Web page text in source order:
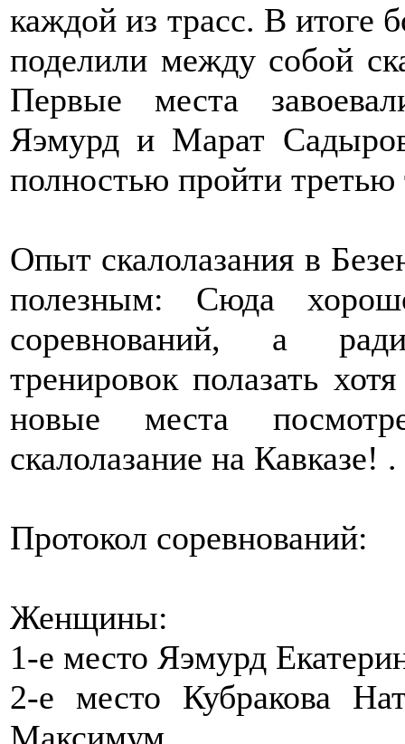
каждой из трасс. В итоге
поделили между собой
Первые места
Яэмурд и Марат
полностью пройти третью
Опыт скалолазания в
полезным: Сюда
соревнований, а
тренировок полазать
новые места
скалолазание на Кавказе! .
Протокол соревнований:
Женщины:
1-е место Яэмурд
2-е место Кубракова